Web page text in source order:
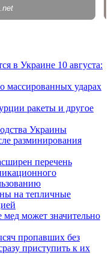
в Украине 10 августа:
массированных ударах
ракеты и другое
Украины
разминирования
перечень
на тепличные
может значительно
пропавших без
приступить к их